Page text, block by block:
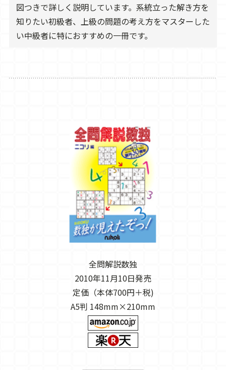
図つきで詳しく説明しています。系統立った解き方を
知りたい初級者、上級の問題の考え方をマスターした
い中級者に特におすすめの一冊です。
全問解説数独
2010年11月10日発売
定価（本体700円＋税)
A5判 148mm×210mm